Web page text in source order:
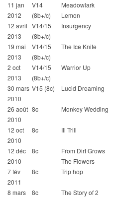
11 jan
2012
V14
(8b+/c)
Meadowlark
Lemon
12 avril
2013
V14/15
(8b+/c)
Insurgency
19 mai
2013
V14/15
(8b+/c)
The Ice Knife
2 oct
2013
V14/15
(8b+/c)
Warrior Up
30 mars
2010
V15 (8c) Lucid Dreaming
26 août
2010
8c Monkey Wedding
12 oct
2010
8c Ill Trill
12 déc
2010
8c
From Dirt Grows
The Flowers
7 fév
2011
8c Trip hop
8 mars
8c
The Story of 2